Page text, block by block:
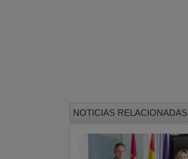
NOTICIAS RELACIONADAS